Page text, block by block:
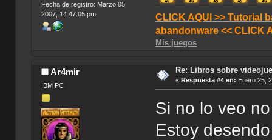
Fecha de registro: Marzo 05,
2007, 14:47:05 pm
CLICK AQUI >> Tutorial
abandonware << CLICK
Mis juegos
Ar4mir
IBM PC
Re: Libros sobre
« Respuesta #4 en: Enero 25,
Si no lo veo
Estoy